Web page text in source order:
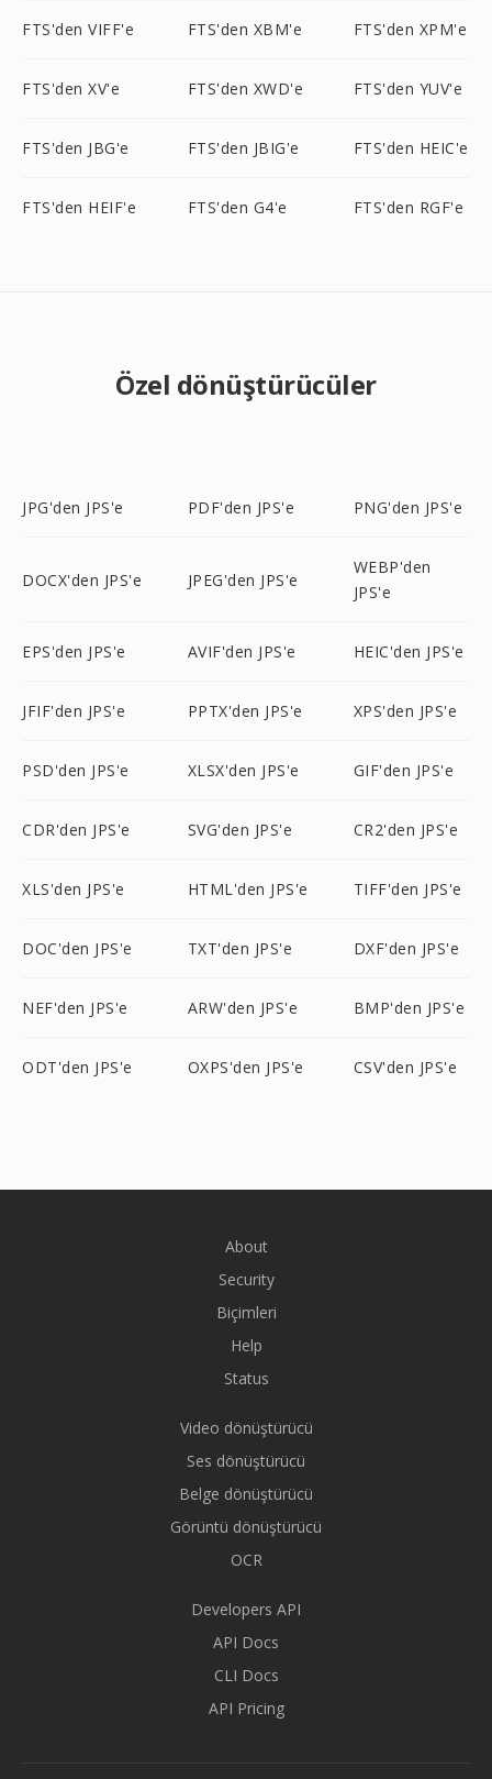
FTS'den VIFF'e FTS'den XBM'e FTS'den XPM'e
FTS'den XV'e FTS'den XWD'e FTS'den YUV'e
FTS'den JBG'e FTS'den JBIG'e FTS'den HEIC'e
FTS'den HEIF'e FTS'den G4'e FTS'den RGF'e
Özel dönüştürücüler
JPG'den JPS'e PDF'den JPS'e PNG'den JPS'e
DOCX'den JPS'e JPEG'den JPS'e
WEBP'den
JPS'e
EPS'den JPS'e AVIF'den JPS'e HEIC'den JPS'e
JFIF'den JPS'e PPTX'den JPS'e XPS'den JPS'e
PSD'den JPS'e XLSX'den JPS'e GIF'den JPS'e
CDR'den JPS'e SVG'den JPS'e CR2'den JPS'e
XLS'den JPS'e HTML'den JPS'e TIFF'den JPS'e
DOC'den JPS'e TXT'den JPS'e DXF'den JPS'e
NEF'den JPS'e ARW'den JPS'e BMP'den JPS'e
ODT'den JPS'e OXPS'den JPS'e CSV'den JPS'e
About
Security
Biçimleri
Help
Status
Video dönüştürücü
Ses dönüştürücü
Belge dönüştürücü
Görüntü dönüştürücü
OCR
Developers API
API Docs
CLI Docs
API Pricing